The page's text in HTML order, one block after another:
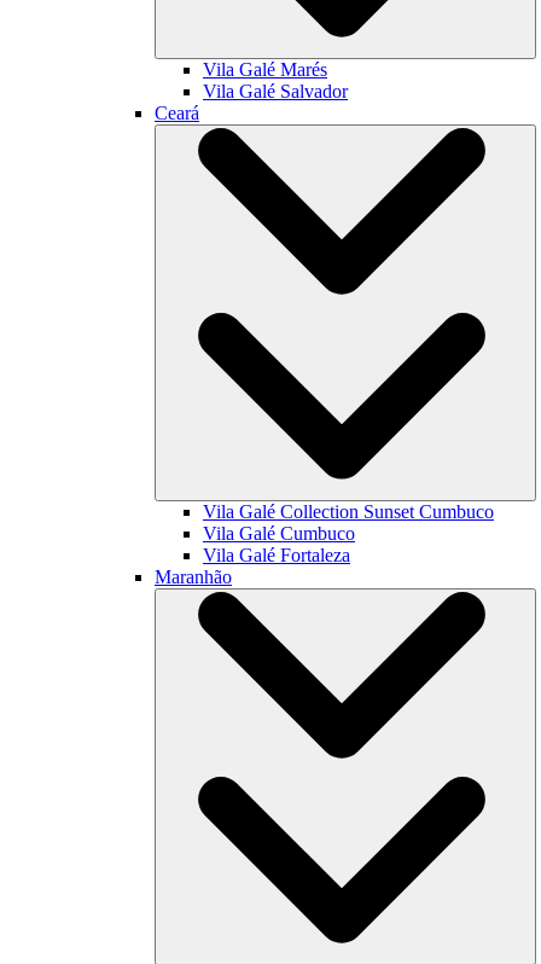
Vila Galé Marés
Vila Galé Salvador
Ceará
Vila Galé Collection Sunset Cumbuco
Vila Galé Cumbuco
Vila Galé Fortaleza
Maranhão